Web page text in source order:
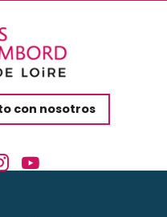
con nosotros